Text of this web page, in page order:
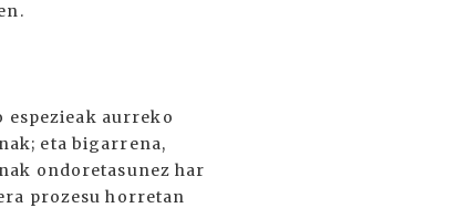
espezieak aurreko
eta bigarrena,
ondoretasunez har
prozesu horretan